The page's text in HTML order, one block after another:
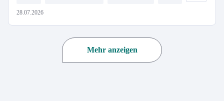
28.07.2026
Mehr anzeigen